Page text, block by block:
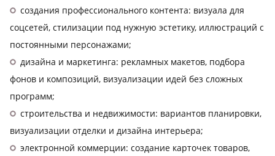
создания профессионального контента: визуала для
соцсетей, стилизации под нужную эстетику, иллюстраций с
постоянными персонажами;
дизайна и маркетинга: рекламных макетов, подбора
фонов и композиций, визуализации идей без сложных
программ;
строительства и недвижимости: вариантов планировки,
визуализации отделки и дизайна интерьера;
электронной коммерции: создание карточек товаров,